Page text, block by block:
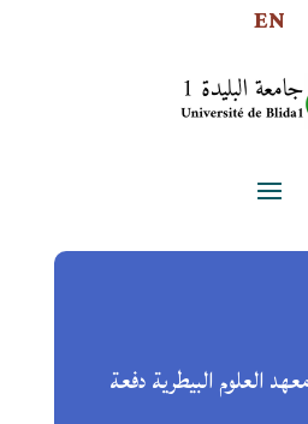
EN
العلوم البيطرية دفعة